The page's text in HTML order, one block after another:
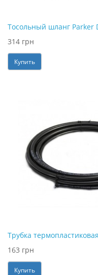
Тосольный шланг Parker
314 грн
Купить
Трубка
163 грн
Купить